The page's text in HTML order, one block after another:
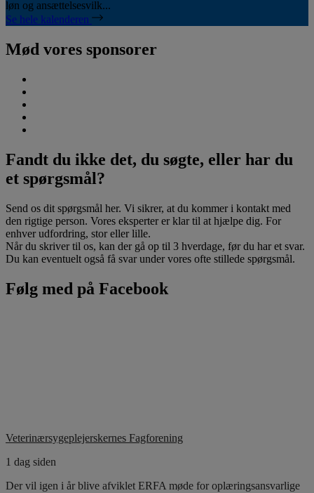
løn og ansættelsesvilk...
Se hele kalenderen
Mød vores sponsorer
Fandt du ikke det, du søgte, eller har du
et spørgsmål?
Send os dit spørgsmål her. Vi sikrer, at du kommer i kontakt med
den rigtige person. Vores eksperter er klar til at hjælpe dig. For
enhver udfordring, stor eller lille.
Når du skriver til os, kan der gå op til 3 hverdage, før du har et svar.
Du kan eventuelt også få svar under vores ofte stillede spørgsmål.
Følg med på Facebook
Veterinærsygeplejerskernes Fagforening
1 dag siden
Der vil igen i år blive afviklet ERFA møde for oplæringsansvarlige